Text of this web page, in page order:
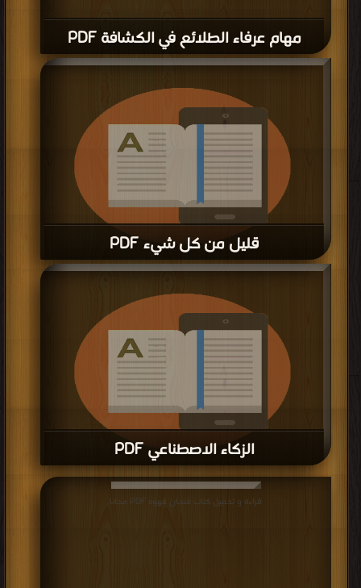
مهام عرفاء الطلائع في الكشافة PDF
قليل من كل شيء PDF
قراءة و تحميل كتاب قليل من كل شيء PDF مجانا
الزكاء الاصطناعي PDF
قراءة و تحميل كتاب الزكاء الاصطناعي PDF مجانا
قراءة و تحميل كتاب فنجان قهوه PDF مجانا